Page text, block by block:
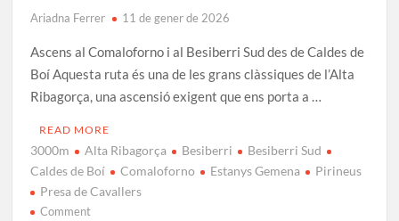
Ariadna Ferrer 11 de gener de 2026
Ascens al Comaloforno i al Besiberri Sud des de Caldes de
Boí Aquesta ruta és una de les grans clàssiques de l’Alta
Ribagorça, una ascensió exigent que ens porta a …
READ MORE
3000m Alta Ribagorça Besiberri
Besiberri Sud
Caldes de Boí
Comaloforno Estanys Gemena
Pirineus
Presa de Cavallers
Commenton